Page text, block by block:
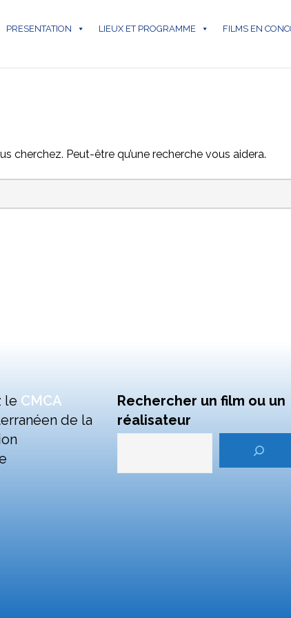
PRESENTATION LIEUX ET PROGRAMME FILMS EN
cherchez. Peut-être qu’une recherche vous aidera.
le CMCA
de la
Rechercher un film ou un
réalisateur